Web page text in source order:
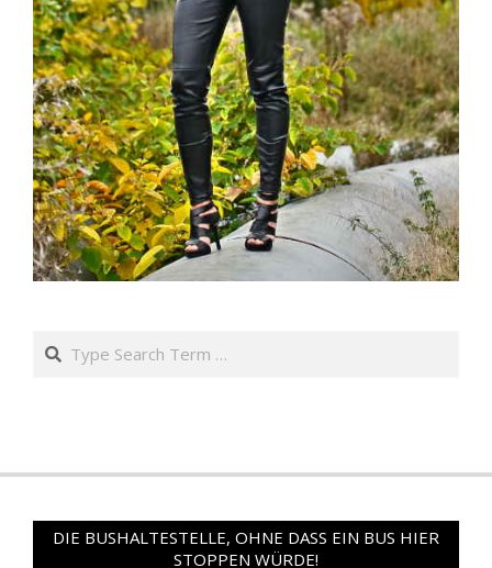
Search
DIE BUSHALTESTELLE, OHNE DASS EIN BUS HIER
STOPPEN WÜRDE!